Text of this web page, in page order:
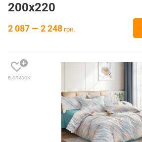
200х220
2 087 — 2 248 грн.
в список